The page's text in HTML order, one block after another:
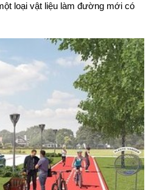
loại vật liệu làm đường mới có